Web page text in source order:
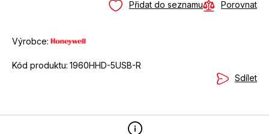
Přidat do seznamu Porovnat
Výrobce:
Kód produktu: 1960HHD-5USB-R
Sdílet